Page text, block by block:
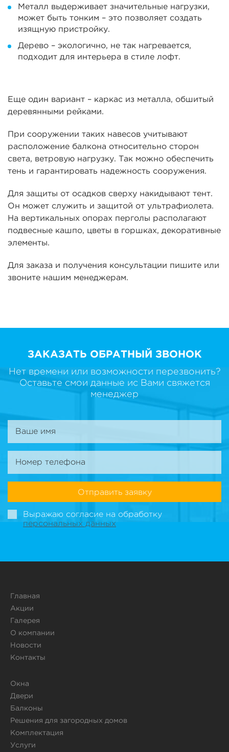
Металл выдерживает значительные нагрузки,
может быть тонким – это позволяет создать
изящную пристройку.
Дерево – экологично, не так нагревается,
подходит для интерьера в стиле лофт.
Еще один вариант – каркас из металла, обшитый
деревянными рейками.
При сооружении таких навесов учитывают
расположение балкона относительно сторон
света, ветровую нагрузку. Так можно обеспечить
тень и гарантировать надежность сооружения.
Для защиты от осадков сверху накидывают тент.
Он может служить и защитой от ультрафиолета.
На вертикальных опорах перголы располагают
подвесные кашпо, цветы в горшках, декоративные
элементы.
Для заказа и получения консультации пишите или
звоните нашим менеджерам.
ЗАКАЗАТЬ ОБРАТНЫЙ ЗВОНОК
Нет времени или возможности перезвонить?
Оставьте смои данные ис Вами свяжется
менеджер
Отправить заявку
Выражаю согласие на обработку
персональных данных
Главная
Акции
Галерея
О компании
Новости
Контакты
Окна
Двери
Балконы
Решения для загородных домов
Комплектация
Услуги